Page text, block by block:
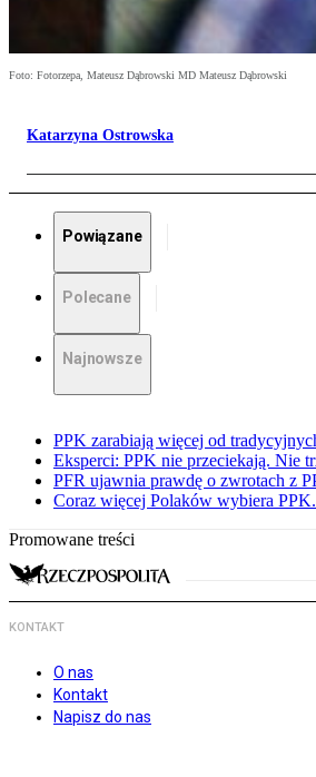
Foto: Fotorzepa, Mateusz Dąbrowski MD Mateusz Dąbrowski
Katarzyna Ostrowska
Powiązane
Polecane
Najnowsze
PPK zarabiają więcej od
Eksperci: PPK nie przeciekają. Nie
PFR ujawnia prawdę o zwrotach z
Coraz więcej Polaków wybiera
Promowane treści
KONTAKT
O nas
Kontakt
Napisz do nas